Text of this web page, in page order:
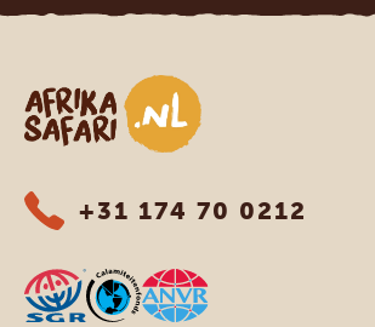
Afrika safari
+31 174 70 0212